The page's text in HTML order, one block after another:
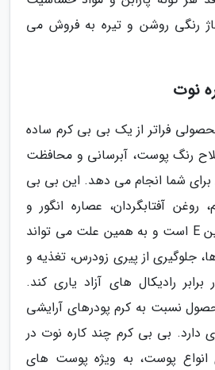
رنگی روشن و تیره به فروش می
نوت
فراتر از یک بی بی کرم ساده
رنگ پوست، آبرسانی و محافظت
برای شما انجام می دهد. این بی بی
روغن آفتابگردان، عصاره انگور و
مرکبات و بعلاوه ویتامین E است و به همین علت می تواند
از پیری زودرس، تغذیه و
رادیکال های آزاد یاری کند.
نسبت به کرم پودرهای آرایشی
دارد. بی بی کرم چند کاره نوت در
پوست، به ویژه پوست های